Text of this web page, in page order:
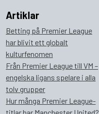
Artiklar
Betting på Premier League
har blivit ett globalt
kulturfenomen
Från Premier League till VM –
engelska ligans spelare i alla
tolv grupper
Hur många Premier League-